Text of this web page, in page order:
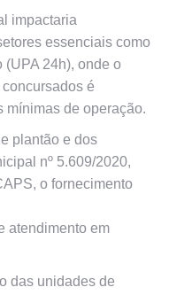
impactaria
essenciais como
(UPA 24h), onde o
é
mínimas de operação.
plantão e dos
nº 5.609/2020,
o fornecimento
atendimento em
das unidades de